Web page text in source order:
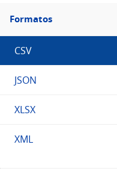
Filtro
Formatos
Formatos
CSV
JSON
XLSX
XML